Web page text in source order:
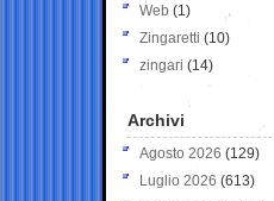
Web (1)
Zingaretti (10)
zingari (14)
Archivi
Agosto 2026 (129)
Luglio 2026 (613)